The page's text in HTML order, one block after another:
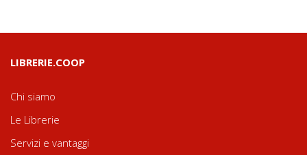
LIBRERIE.COOP
Chi siamo
Le Librerie
Servizi e vantaggi